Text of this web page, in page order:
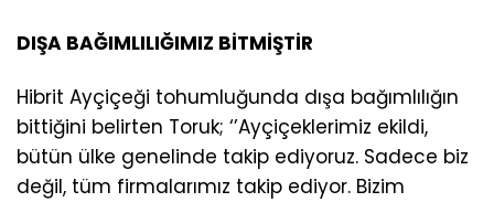
DIŞA BAĞIMLILIĞIMIZ BİTMİŞTİR
Hibrit Ayçiçeği tohumluğunda dışa bağımlılığın
bittiğini belirten Toruk; ‘’Ayçiçeklerimiz ekildi,
bütün ülke genelinde takip ediyoruz. Sadece biz
değil, tüm firmalarımız takip ediyor. Bizim